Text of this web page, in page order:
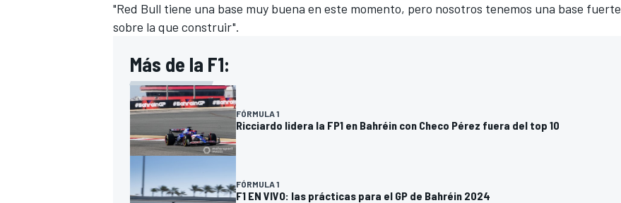
"Red Bull tiene una base muy buena en este momento, pero nosotros tenemos una base fuerte
sobre la que construir".
Más de la F1:
FÓRMULA 1
Ricciardo lidera la FP1 en Bahréin con Checo Pérez fuera del top 10
FÓRMULA 1
F1 EN VIVO: las prácticas para el GP de Bahréin 2024